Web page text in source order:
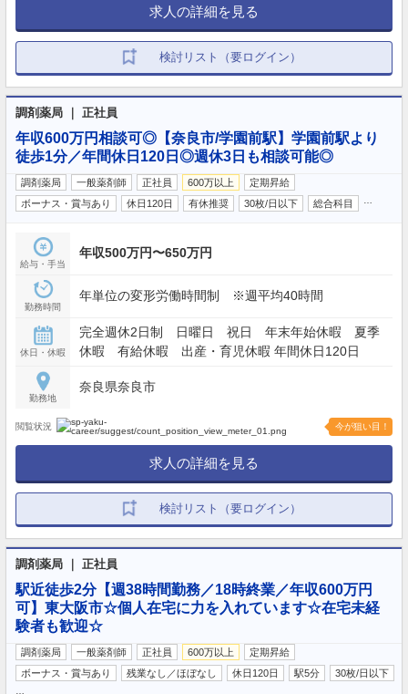
求人の詳細を見る
検討リスト（要ログイン）
調剤薬局 ｜ 正社員
年収600万円相談可◎【奈良市/学園前駅】学園前駅より
徒歩1分／年間休日120日◎週休3日も相談可能◎
調剤薬局 一般薬剤師 正社員 600万以上
定期昇給
ボーナス・賞与あり
休日120日 有休推奨 30枚/日以下 総合科目
給与・手当
年収500万円〜650万円
勤務時間
年単位の変形労働時間制 ※週平均40時間
休日・休暇
完全週休2日制 日曜日 祝日 年末年始休暇 夏季
休暇 有給休暇 出産・育児休暇 年間休日120日
勤務地
奈良県奈良市
閲覧状況 今が狙い目！
求人の詳細を見る
検討リスト（要ログイン）
調剤薬局 ｜ 正社員
駅近徒歩2分【週38時間勤務／18時終業／年収600万円
可】東大阪市☆個人在宅に力を入れています☆在宅未経
験者も歓迎☆
調剤薬局 一般薬剤師 正社員 600万以上
定期昇給
ボーナス・賞与あり
残業なし／ほぼなし 休日120日 駅5分 30枚/日以下